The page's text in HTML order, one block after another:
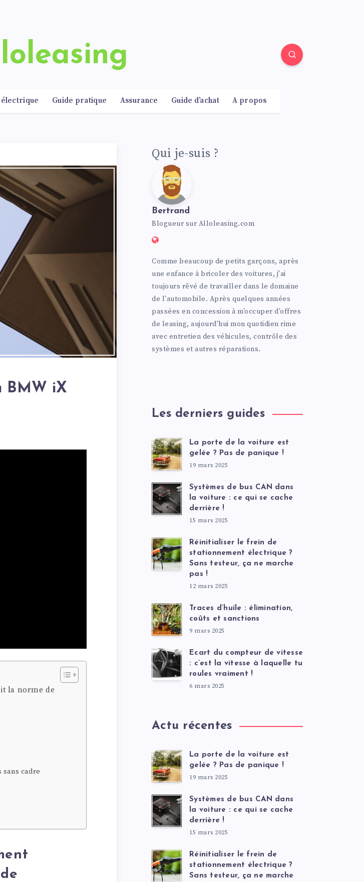
Guide pratique Assurance Guide d’achat A propos
BMW iX
la norme de
cadre
Qui je-suis ?
Bertrand
Blogueur sur Alloleasing.com
Comme beaucoup de petits garçons, après
une enfance à bricoler des voitures, j'ai
toujours rêvé de travailler dans le domaine
de l'automobile. Après quelques années
passées en concession à m'occuper d'offres
de leasing, aujourd'hui mon quotidien rime
avec entretien des véhicules, contrôle des
systèmes et autres réparations.
Les derniers guides
La porte de la voiture est
gelée ? Pas de panique !
19 mars 2025
Systèmes de bus CAN dans
la voiture : ce qui se cache
derrière !
15 mars 2025
Réinitialiser le frein de
stationnement électrique ?
Sans testeur, ça ne marche
pas !
12 mars 2025
Traces d’huile : élimination,
coûts et sanctions
9 mars 2025
Ecart du compteur de vitesse
: c’est la vitesse à laquelle tu
roules vraiment !
6 mars 2025
Actu récentes
La porte de la voiture est
gelée ? Pas de panique !
19 mars 2025
Systèmes de bus CAN dans
la voiture : ce qui se cache
derrière !
15 mars 2025
Réinitialiser le frein de
stationnement électrique ?
Sans testeur, ça ne marche